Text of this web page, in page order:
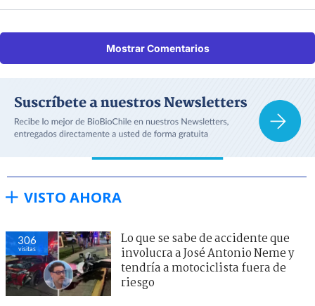
Mostrar Comentarios
VISTO AHORA
306
visitas
Lo que se sabe de accidente que
involucra a José Antonio Neme y
tendría a motociclista fuera de
riesgo